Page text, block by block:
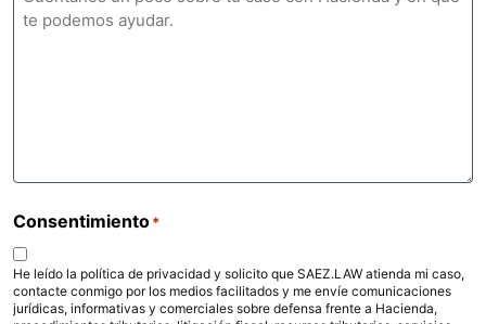
Consentimiento*
He leído la política de privacidad y solicito que SAEZ.LAW atienda mi caso,
contacte conmigo por los medios facilitados y me envíe comunicaciones
jurídicas, informativas y comerciales sobre defensa frente a Hacienda,